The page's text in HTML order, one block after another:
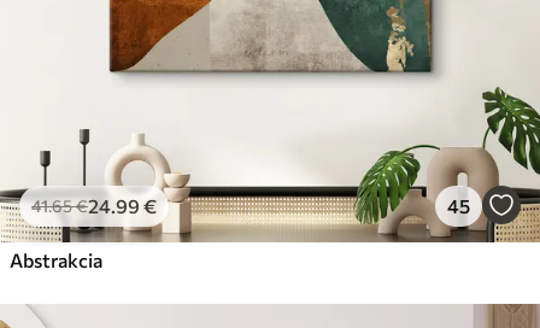
41.65€24.99 € 45
Abstrakcia